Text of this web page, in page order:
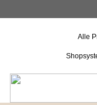
Alle